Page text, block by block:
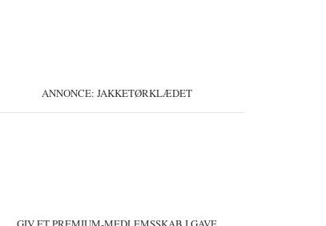
ANNONCE: JAKKETØRKLÆDET